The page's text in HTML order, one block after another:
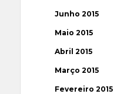
Junho 2015
Maio 2015
Abril 2015
Março 2015
Fevereiro 2015